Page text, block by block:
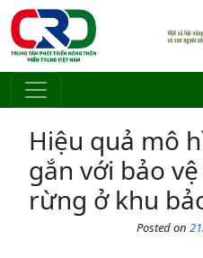
Skip to main content
Hiệu quả mô
gắn với bảo
rừng ở khu
Posted on